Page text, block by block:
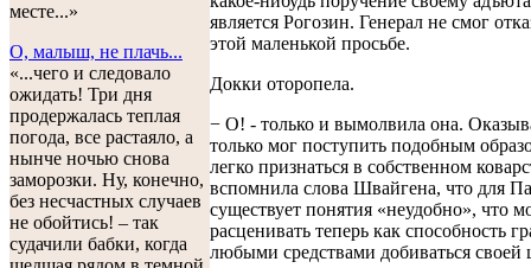
месте...»
О, малыш, не плачь...
«...чего и следовало
ожидать! Три дня
продержалась теплая
погода, все растаяло, а
нынче ночью снова
заморозки. Ну, конечно,
без несчастных случаев
не обойтись! – так
судачили бабки, когда
является Рогозин. Генерал не смог
этой маленькой просьбе.
Докки оторопела.
− О! - только и вымолвила она.
только мог поступить подобным
легко признаться в собственном
вспомнила слова Швайгена, что для
существует понятия «неудобно», что
расценивать теперь как способность
любыми средствами добиваться своей